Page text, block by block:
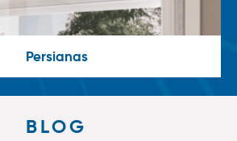
Persianas
BLOG